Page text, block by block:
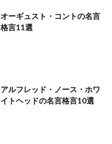
オーギュスト・コントの名言
格言11選
アルフレッド・ノース・ホワ
イトヘッドの名言格言10選